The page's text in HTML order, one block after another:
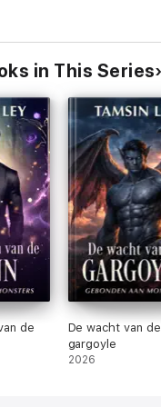
in This Series
de
De wacht van de
gargoyle
2026